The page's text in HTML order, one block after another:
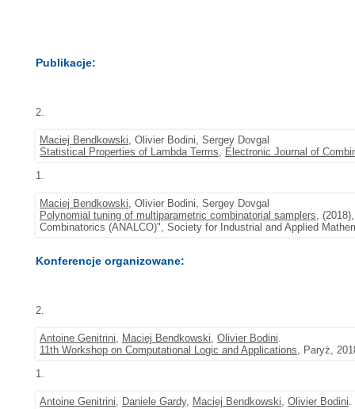
Publikacje:
2.
Maciej Bendkowski, Olivier Bodini, Sergey Dovgal
Statistical Properties of Lambda Terms, Electronic Journal of
1.
Maciej Bendkowski, Olivier Bodini, Sergey Dovgal
Polynomial tuning of multiparametric combinatorial samplers,
Combinatorics (ANALCO)", Society for Industrial and Applied
Konferencje organizowane:
2.
Antoine Genitrini, Maciej Bendkowski, Olivier Bodini.
11th Workshop on Computational Logic and Applications, Paryż,
1.
Antoine Genitrini, Daniele Gardy, Maciej Bendkowski, Olivier Bodini.